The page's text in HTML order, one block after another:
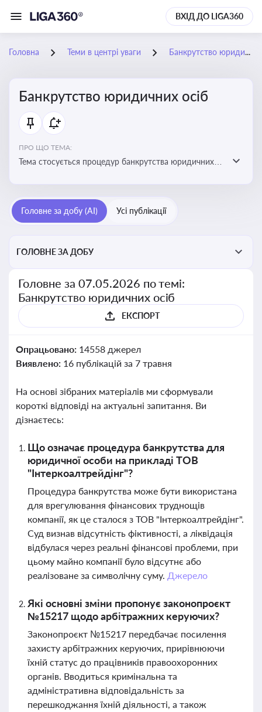
ВХІД ДО LIGA360
Головна Теми в центрі уваги Банкрутство юридичних осіб
Банкрутство юридичних осіб
ПРО ЩО ТЕМА:
Тема стосується процедур банкрутства юридичних
Головне за добу (AI) Усі публікації
ГОЛОВНЕ ЗА ДОБУ
Головне за 07.05.2026 по темі:
Банкрутство юридичних осіб
ЕКСПОРТ
Опрацьовано: 14558 джерел
Виявлено: 16 публікацій за 7 травня
На основі зібраних матеріалів ми сформували
короткі відповіді на актуальні запитання. Ви
дізнаєтесь:
Що означає процедура банкрутства для
юридичної особи на прикладі ТОВ
"Інтеркоалтрейдінг"?
Процедура банкрутства може бути використана
для врегулювання фінансових труднощів
компанії, як це сталося з ТОВ "Інтеркоалтрейдінг".
Суд визнав відсутність фіктивності, а ліквідація
відбулася через реальні фінансові проблеми, при
цьому майно компанії було відсутнє або
реалізоване за символічну суму. Джерело
Які основні зміни пропонує законопроєкт
№15217 щодо арбітражних керуючих?
Законопроєкт №15217 передбачає посилення
захисту арбітражних керуючих, прирівнюючи
їхній статус до працівників правоохоронних
органів. Вводиться кримінальна та
адміністративна відповідальність за
перешкоджання їхній діяльності, а також